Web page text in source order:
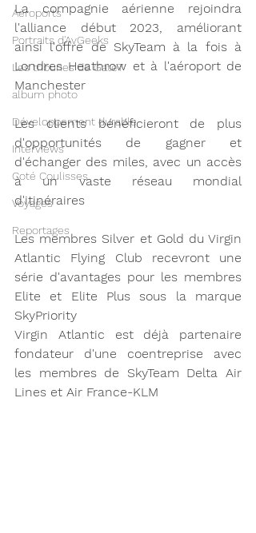
Aéroports
Portraits d'AvGeeks
Les tribunes de Gate7
album photo
Développement durable
Interviews
Coté Coulisses
Voyages
Reportages
La compagnie aérienne rejoindra
l'alliance début 2023, améliorant
ainsi l'offre de SkyTeam à la fois à
Londres Heathrow et à l'aéroport de
Manchester
Les clients bénéficieront de plus
d'opportunités de gagner et
d'échanger des miles, avec un accès
à un vaste réseau mondial
d'itinéraires
Les membres Silver et Gold du Virgin
Atlantic Flying Club recevront une
série d'avantages pour les membres
Elite et Elite Plus sous la marque
SkyPriority
Virgin Atlantic est déjà partenaire
fondateur d'une coentreprise avec
les membres de SkyTeam Delta Air
Lines et Air France-KLM